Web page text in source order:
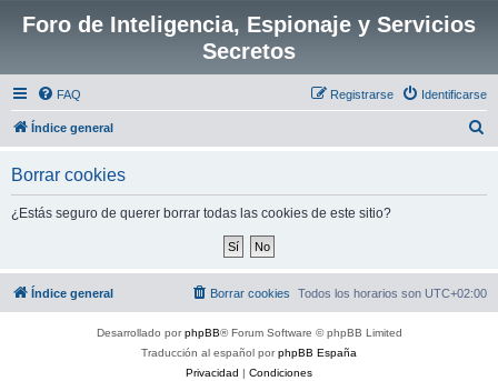
Foro de Inteligencia, Espionaje y Servicios
Secretos
FAQ Identificarse
Registrarse
Índice general
Borrar cookies
¿Estás seguro de querer borrar todas las cookies de este sitio?
Índice general Todos los horarios son UTC+02:00
Borrar cookies
Desarrollado porphpBB® Forum Software © phpBB Limited
Traducción al español porphpBB España
Privacidad | Condiciones